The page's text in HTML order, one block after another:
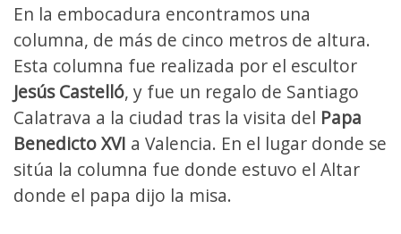
En la embocadura encontramos una
columna, de más de cinco metros de altura.
Esta columna fue realizada por el escultor
Jesús Castelló, y fue un regalo de Santiago
Calatrava a la ciudad tras la visita del Papa
Benedicto XVI a Valencia. En el lugar donde se
sitúa la columna fue donde estuvo el Altar
donde el papa dijo la misa.